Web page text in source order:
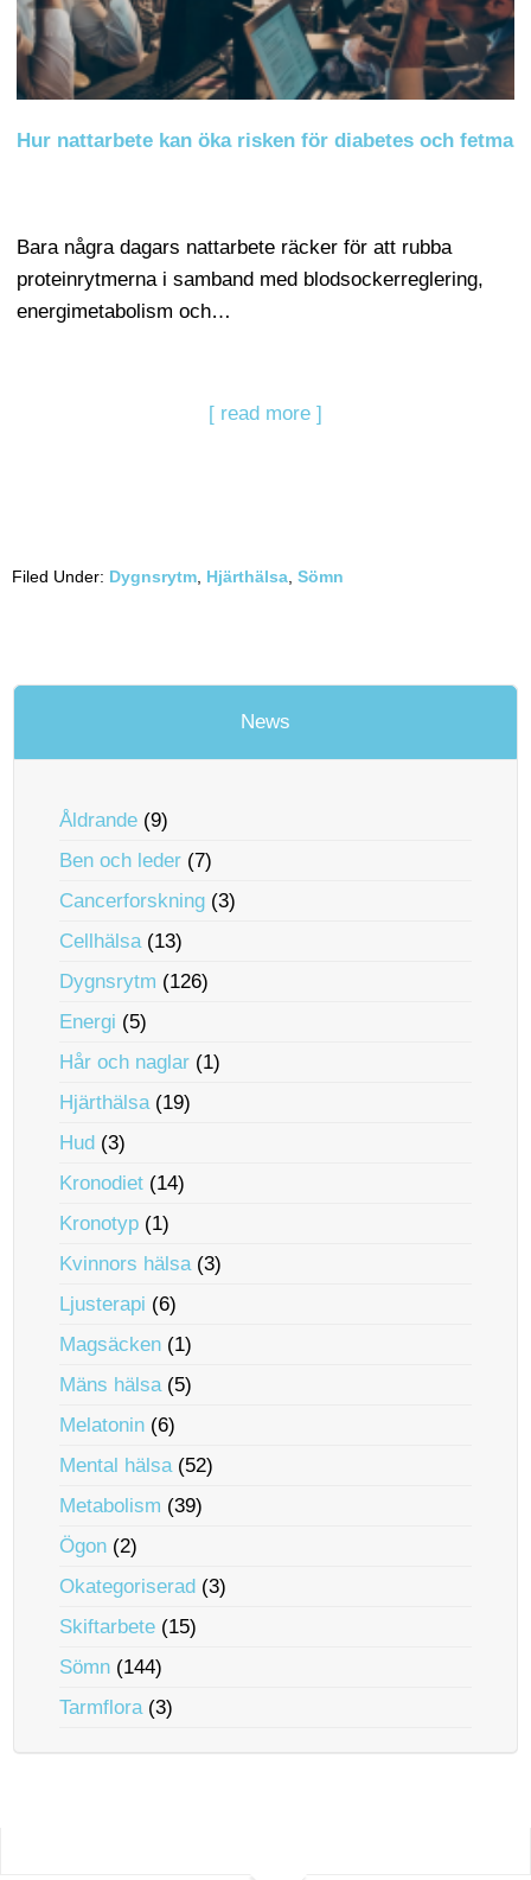
Hur nattarbete kan öka risken för diabetes och fetma
Bara några dagars nattarbete räcker för att rubba
proteinrytmerna i samband med blodsockerreglering,
energimetabolism och…
[ read more ]
Filed Under: Dygnsrytm Hjärthälsa Sömn
News
Åldrande (9)
Ben och leder (7)
Cancerforskning (3)
Cellhälsa(13)
Dygnsrytm (126)
Energi (5)
Hår och naglar (1)
Hjärthälsa(19)
Hud (3)
Kronodiet (14)
Kronotyp (1)
Kvinnors hälsa(3)
Ljusterapi (6)
Magsäcken (1)
Mäns hälsa(5)
Melatonin (6)
Mental hälsa(52)
Metabolism (39)
Ögon (2)
Okategoriserad (3)
Skiftarbete (15)
Sömn (144)
Tarmflora(3)